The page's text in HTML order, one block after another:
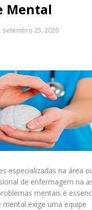
Mental
setembro 25, 2020
especializadas na área
de enfermagem na
mentais é
mental exige uma equipe